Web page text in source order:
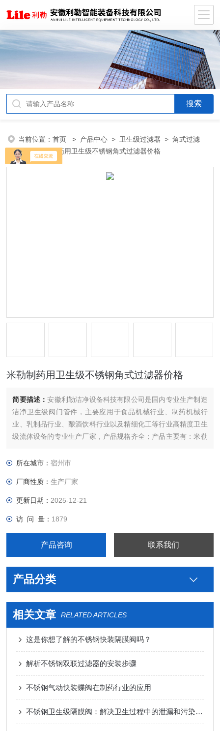
当前位置：首页 > 产品中心 > 卫生级过滤器 >角式过滤
器
> 米勒制药用卫生级不锈钢角式过滤器价格
米勒制药用卫生级不锈钢角式过滤器价格
简要描述：安徽利勒洁净设备科技有限公司是国内专业生产制造
洁净卫生级阀门管件，主要应用于食品机械行业、制药机械行
业、乳制品行业、酿酒饮料行业以及精细化工等行业高精度卫生
级流体设备的专业生产厂家，产品规格齐全；产品主要有：米勒
空法兰，真空管件，真空弯头，真空三通，真空大小头，ISO法
所在城市：宿州市
厂商性质：生产厂家
更新日期： 2025-12-21
访 问 量： 1879
产品咨询 联系我们
产品分类
相关文章 RELATED ARTICLES
这是你想了解的不锈钢快装隔膜阀吗？
解析不锈钢双联过滤器的安装步骤
不锈钢气动快装蝶阀在制药行业的应用
不锈钢卫生级隔膜阀：解决卫生过程中的泄漏和污染问题